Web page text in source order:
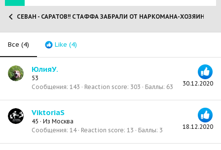
СЕВАН - САРАТОВ!! СТАФФА ЗАБРАЛИ ОТ НАРКОМАНА-ХОЗЯИНА!
Все (4) Like (4)
30.12.2020
ЮлияУ.
53
Сообщения 143 Reaction score 303 Баллы 63
18.12.2020
ViktoriaS
45 · Из Москва
Сообщения 14 Reaction score 13 Баллы 3